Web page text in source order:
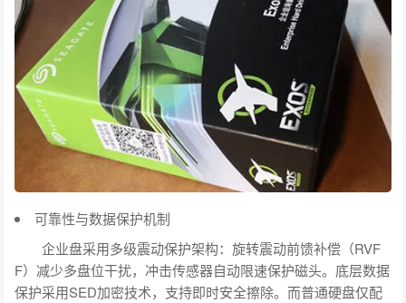
可靠性与数据保护机制
企业盘采用多级震动保护架构：旋转震动前馈补偿（RVF
F）减少多盘位干扰，冲击传感器自动限速保护磁头。底层数据
保护采用SED加密技术，支持即时安全擦除。而普通硬盘仅配